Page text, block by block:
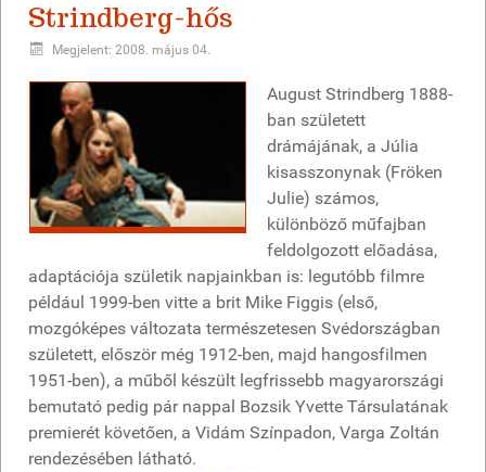
Strindberg-hős
Megjelent: 2008. május 04.
August Strindberg 1888-
ban született
drámájának, a Júlia
kisasszonynak (Fröken
Julie) számos,
különböző műfajban
feldolgozott előadása,
adaptációja születik napjainkban is: legutóbb filmre
például 1999-ben vitte a brit Mike Figgis (első,
mozgóképes változata természetesen Svédországban
született, először még 1912-ben, majd hangosfilmen
1951-ben), a műből készült legfrissebb magyarországi
bemutató pedig pár nappal Bozsik Yvette Társulatának
premierét követően, a Vidám Színpadon, Varga Zoltán
rendezésében látható.